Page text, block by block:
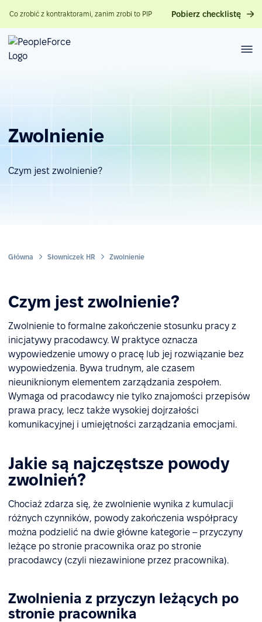
Co zrobić z kontraktorami, zanim zrobi to PIP Pobierz checklistę
Zwolnienie
Czym jest zwolnienie?
Główna Słowniczek HR Zwolnienie
Czym jest zwolnienie?
Zwolnienie to formalne zakończenie stosunku pracy z
inicjatywy pracodawcy. W praktyce oznacza
wypowiedzenie umowy o pracę lub jej rozwiązanie bez
wypowiedzenia. Bywa trudnym, ale czasem
nieuniknionym elementem zarządzania zespołem.
Wymaga od pracodawcy nie tylko znajomości przepisów
prawa pracy, lecz także wysokiej dojrzałości
komunikacyjnej i umiejętności zarządzania emocjami.
Jakie są najczęstsze powody
zwolnień?
Chociaż zdarza się, że zwolnienie wynika z kumulacji
różnych czynników, powody zakończenia współpracy
można podzielić na dwie główne kategorie – przyczyny
leżące po stronie pracownika oraz po stronie
pracodawcy (czyli niezawinione przez pracownika).
Zwolnienia z przyczyn leżących po
stronie pracownika